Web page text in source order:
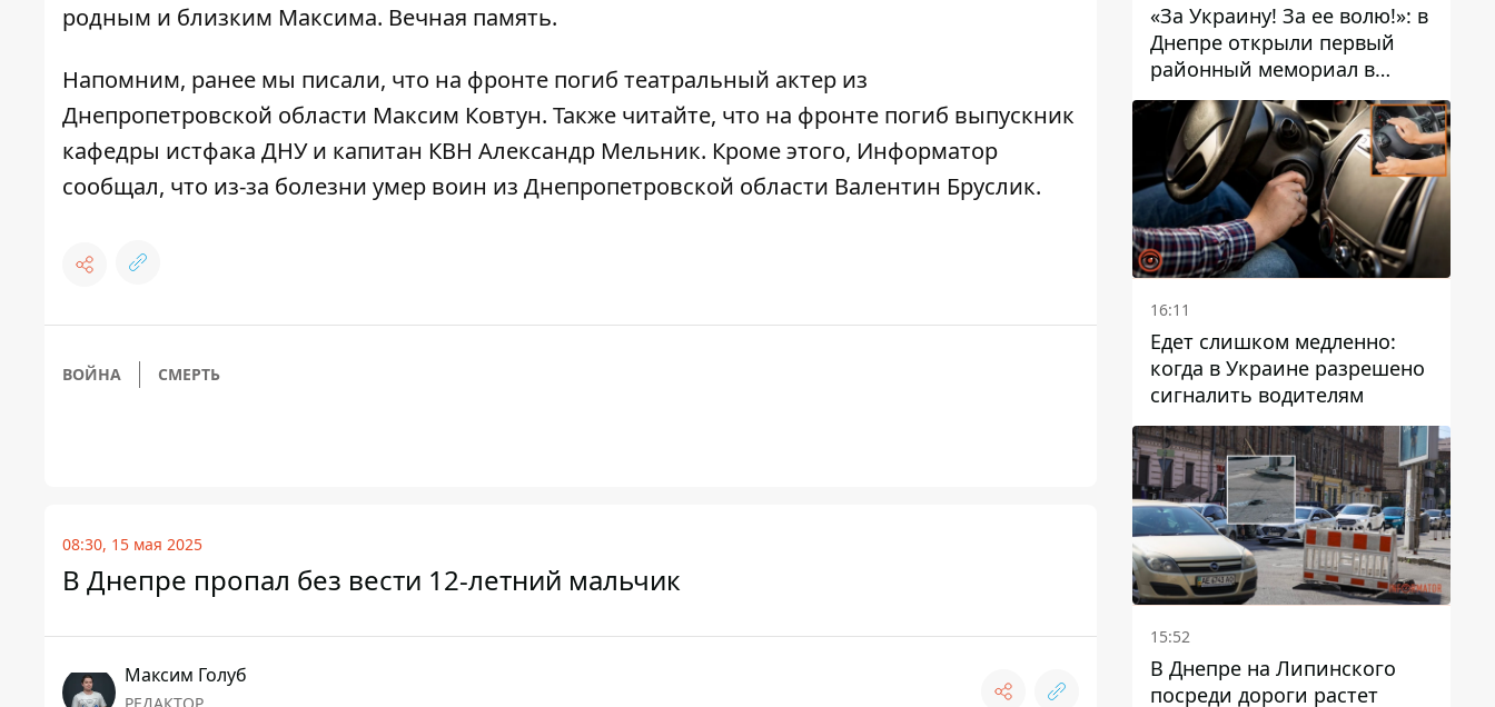
родным и близким Максима. Вечная память.
Напомним, ранее мы писали, что на фронте погиб театральный актер из
Днепропетровской области Максим Ковтун. Также читайте, что на фронте погиб выпускник
кафедры истфака ДНУ и капитан КВН Александр Мельник. Кроме этого, Информатор
сообщал, что из-за болезни умер воин из Днепропетровской области Валентин Бруслик.
ВОЙНА СМЕРТЬ
08:30, 15 мая 2025
В Днепре пропал без вести 12-летний мальчик
Максим Голуб
«За Украину! За ее волю!»: в
Днепре открыли первый
районный мемориал в
честь погибших
Защитников
16:11
Едет слишком медленно:
когда в Украине разрешено
сигналить водителям
15:52
В Днепре на Липинского
посреди дороги растет